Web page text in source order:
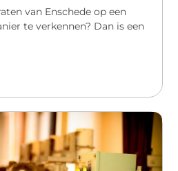
van Enschede op een
te verkennen? Dan is een